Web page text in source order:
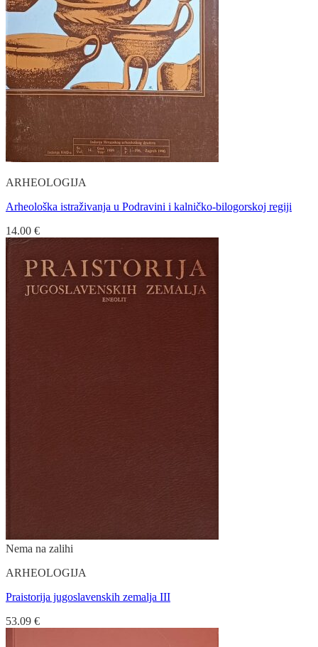
ARHEOLOGIJA
Arheološka istraživanja u Podravini i kalničko-bilogorskoj regiji
14.00 €
Nema na zalihi
ARHEOLOGIJA
Praistorija jugoslavenskih zemalja III
53.09 €